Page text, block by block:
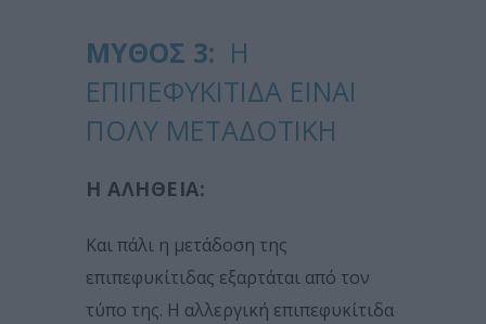
ΜΎΘΟΣ 3: Η
ΕΠΙΠΕΦΥΚΊΤΙΔΑ ΕΊΝΑΙ
ΠΟΛΎ ΜΕΤΑΔΟΤΙΚΉ
Η ΑΛΉΘΕΙΑ:
Και πάλι η μετάδοση της
επιπεφυκίτιδας εξαρτάται από τον
τύπο της. Η αλλεργική επιπεφυκίτιδα